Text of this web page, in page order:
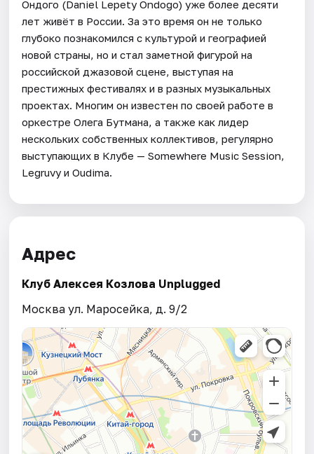
Ондого (Daniel Lepety Ondogo) уже более десяти
лет живёт в России. За это время он не только
глубоко познакомился с культурой и географией
новой страны, но и стал заметной фигурой на
российской джазовой сцене, выступая на
престижных фестивалях и в разных музыкальных
проектах. Многим он известен по своей работе в
оркестре Олега Бутмана, а также как лидер
нескольких собственных коллективов, регулярно
выступающих в Клубе — Somewhere Music Session,
Legruvy и Oudima.
Адрес
Клуб Алексея Козлова Unplugged
Москва ул. Маросейка, д. 9/2